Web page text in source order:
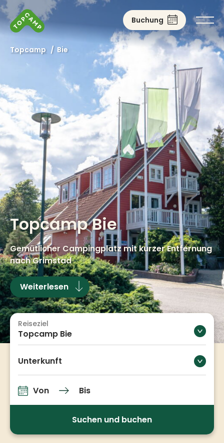
Buchung
Topcamp / Bie
Topcamp Bie
Gemütlicher Campingplatz mit kurzer Entfernung
nach Grimstad
Weiterlesen
Topcamp Bie
Reiseziel
Unterkunft
An-und Abfahrt
Von Bis
Suchen und buchen